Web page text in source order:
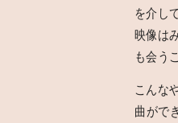
を介し
映像は
も会う
こんな
曲がで